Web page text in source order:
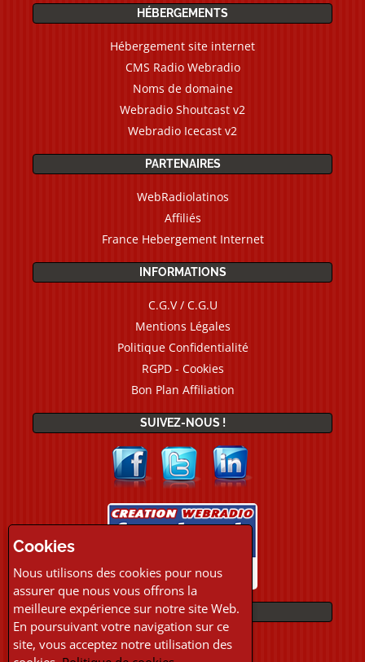
HÉBERGEMENTS
Hébergement site internet
CMS Radio Webradio
Noms de domaine
Webradio Shoutcast v2
Webradio Icecast v2
PARTENAIRES
WebRadiolatinos
Affiliés
France Hebergement Internet
INFORMATIONS
C.G.V / C.G.U
Mentions Légales
Politique Confidentialité
RGPD - Cookies
Bon Plan Affiliation
SUIVEZ-NOUS !
PAIEMENTS
Cookies
Nous utilisons des cookies pour nous
assurer que nous vous offrons la
meilleure expérience sur notre site Web.
En poursuivant votre navigation sur ce
site, vous acceptez notre utilisation des